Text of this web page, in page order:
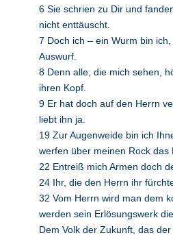
6 Sie schrien zu Dir und
nicht enttäuscht.
7 Doch ich – ein Wurm bin
Auswurf.
8 Denn alle, die mich sehen,
ihren Kopf.
9 Er hat doch auf den Herrn
liebt ihn ja.
19 Zur Augenweide bin ich
werfen über meinen Rock das
22 Entreiß mich Armen doch
24 Ihr, die den Herrn ihr
32 Vom Herrn wird man dem
werden sein Erlösungswerk
Dem Volk der Zukunft, das der